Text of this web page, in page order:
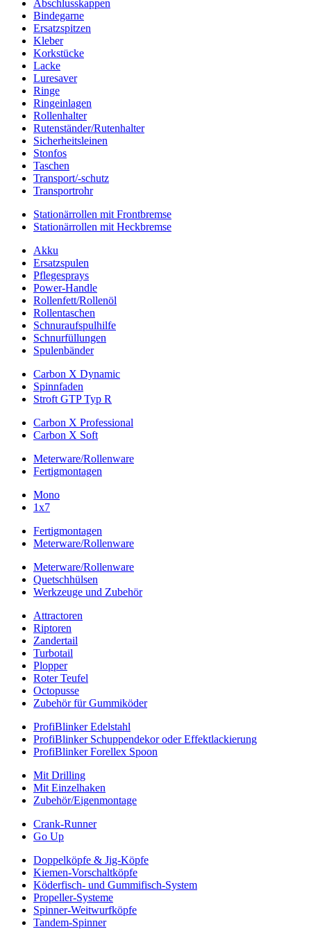
Abschlusskappen
Bindegarne
Ersatzspitzen
Kleber
Korkstücke
Lacke
Luresaver
Ringe
Ringeinlagen
Rollenhalter
Rutenständer/Rutenhalter
Sicherheitsleinen
Stonfos
Taschen
Transport/-schutz
Transportrohr
Stationärrollen mit Frontbremse
Stationärrollen mit Heckbremse
Akku
Ersatzspulen
Pflegesprays
Power-Handle
Rollenfett/Rollenöl
Rollentaschen
Schnuraufspulhilfe
Schnurfüllungen
Spulenbänder
Carbon X Dynamic
Spinnfaden
Stroft GTP Typ R
Carbon X Professional
Carbon X Soft
Meterware/Rollenware
Fertigmontagen
Mono
1x7
Fertigmontagen
Meterware/Rollenware
Meterware/Rollenware
Quetschhülsen
Werkzeuge und Zubehör
Attractoren
Riptoren
Zandertail
Turbotail
Plopper
Roter Teufel
Octopusse
Zubehör für Gummiköder
ProfiBlinker Edelstahl
ProfiBlinker Schuppendekor oder Effektlackierung
ProfiBlinker Forellex Spoon
Mit Drilling
Mit Einzelhaken
Zubehör/Eigenmontage
Crank-Runner
Go Up
Doppelköpfe & Jig-Köpfe
Kiemen-Vorschaltköpfe
Köderfisch- und Gummifisch-System
Propeller-Systeme
Spinner-Weitwurfköpfe
Tandem-Spinner